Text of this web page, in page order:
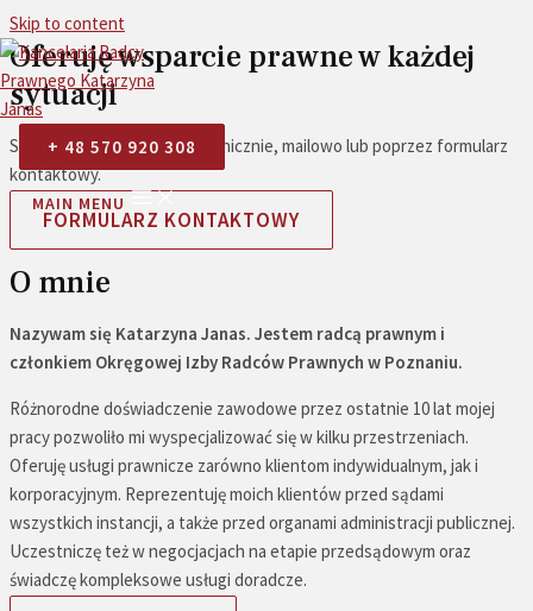
Skip to content
+ 48 570 920 308
MAIN MENU
Oferuję wsparcie prawne w każdej
sytuacji
Skontaktuj się ze mną telefonicznie, mailowo lub poprzez formularz
kontaktowy.
FORMULARZ KONTAKTOWY
O mnie
Nazywam się Katarzyna Janas. Jestem radcą prawnym i
członkiem Okręgowej Izby Radców Prawnych w Poznaniu.
Różnorodne doświadczenie zawodowe przez ostatnie 10 lat mojej
pracy pozwoliło mi wyspecjalizować się w kilku przestrzeniach.
Oferuję usługi prawnicze zarówno klientom indywidualnym, jak i
korporacyjnym. Reprezentuję moich klientów przed sądami
wszystkich instancji, a także przed organami administracji publicznej.
Uczestniczę też w negocjacjach na etapie przedsądowym oraz
świadczę kompleksowe usługi doradcze.